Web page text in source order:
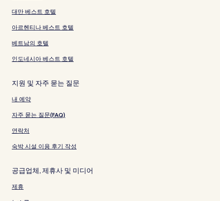
대만 베스트 호텔
아르헨티나 베스트 호텔
베트남의 호텔
인도네시아 베스트 호텔
지원 및 자주 묻는 질문
내 예약
자주 묻는 질문(FAQ)
연락처
숙박 시설 이용 후기 작성
공급업체, 제휴사 및 미디어
제휴